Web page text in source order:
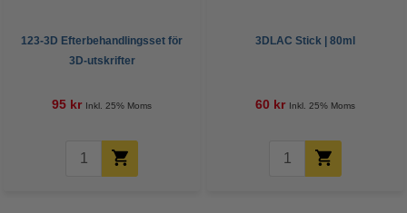
123-3D Efterbehandlingsset för
3D-utskrifter
95 kr Inkl. 25% Moms
3DLAC Stick | 80ml
60 kr Inkl. 25% Moms